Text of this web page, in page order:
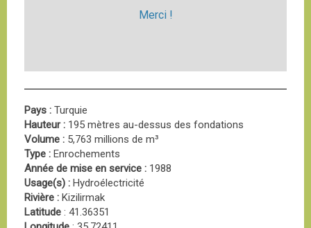
Merci !
Pays : Turquie
Hauteur : 195 mètres au-dessus des fondations
Volume : 5,763 millions de m³
Type : Enrochements
Année de mise en service : 1988
Usage(s) : Hydroélectricité
Rivière : Kizilirmak
Latitude : 41.36351